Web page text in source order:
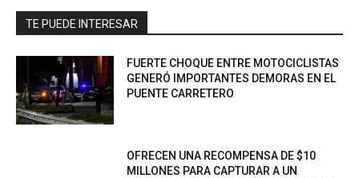
TE PUEDE INTERESAR
FUERTE CHOQUE ENTRE MOTOCICLISTAS
GENERÓ IMPORTANTES DEMORAS EN EL
PUENTE CARRETERO
OFRECEN UNA RECOMPENSA DE $10
MILLONES PARA CAPTURAR A UN